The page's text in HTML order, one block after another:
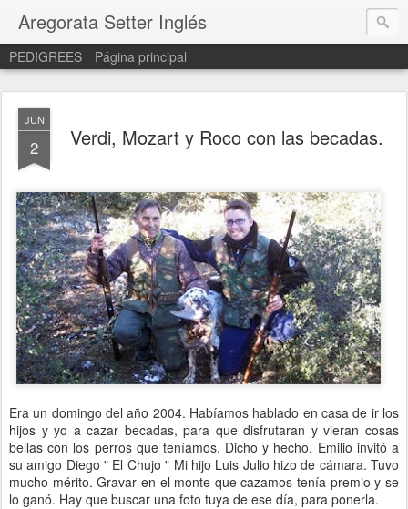
Aregorata Setter Inglés
PEDIGREES Página principal
JUN
2 Verdi, Mozart y Roco con las becadas.
Era un domingo del año 2004. Habíamos hablado en casa de ir los
hijos y yo a cazar becadas, para que disfrutaran y vieran cosas
bellas con los perros que teníamos. Dicho y hecho. Emilio invitó a
su amigo Diego " El Chujo " Mi hijo Luis Julio hizo de cámara. Tuvo
mucho mérito. Gravar en el monte que cazamos tenía premio y se
lo ganó. Hay que buscar una foto tuya de ese día, para ponerla.